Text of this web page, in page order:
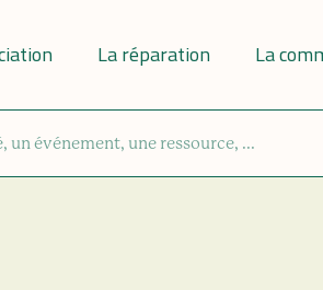
La réparation La